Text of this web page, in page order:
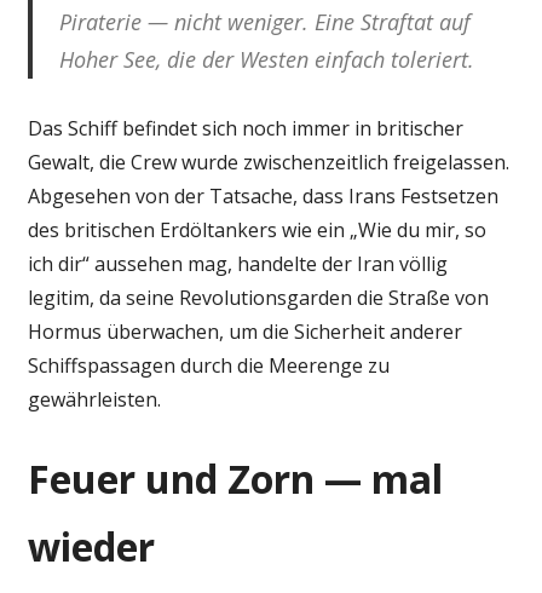
Piraterie — nicht weniger. Eine Straftat auf
Hoher See, die der Westen einfach toleriert.
Das Schiff befindet sich noch immer in britischer
Gewalt, die Crew wurde zwischenzeitlich freigelassen.
Abgesehen von der Tatsache, dass Irans Festsetzen
des britischen Erdöltankers wie ein „Wie du mir, so
ich dir“ aussehen mag, handelte der Iran völlig
legitim, da seine Revolutionsgarden die Straße von
Hormus überwachen, um die Sicherheit anderer
Schiffspassagen durch die Meerenge zu
gewährleisten.
Feuer und Zorn — mal
wieder